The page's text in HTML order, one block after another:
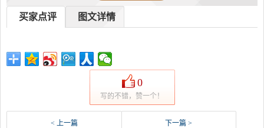
图文详情
买家点评
0
写的不错，赞一个！
< 上一篇
下一篇 >